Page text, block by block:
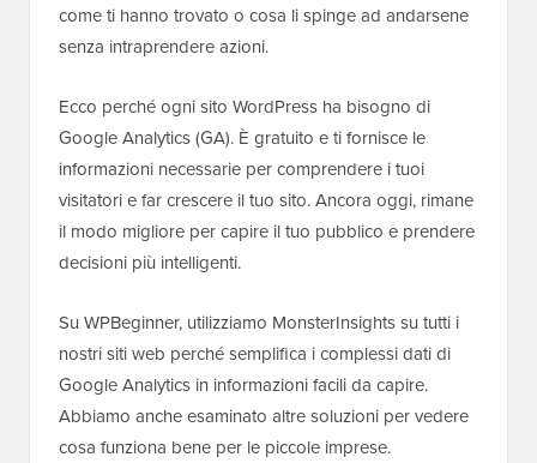
come ti hanno trovato o cosa li spinge ad andarsene
senza intraprendere azioni.
Ecco perché ogni sito WordPress ha bisogno di
Google Analytics (GA). È gratuito e ti fornisce le
informazioni necessarie per comprendere i tuoi
visitatori e far crescere il tuo sito. Ancora oggi, rimane
il modo migliore per capire il tuo pubblico e prendere
decisioni più intelligenti.
Su WPBeginner, utilizziamo MonsterInsights su tutti i
nostri siti web perché semplifica i complessi dati di
Google Analytics in informazioni facili da capire.
Abbiamo anche esaminato altre soluzioni per vedere
cosa funziona bene per le piccole imprese.